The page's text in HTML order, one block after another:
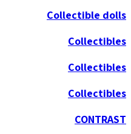
Collectible dolls
Collectibles
Collectibles
Collectibles
CONTRAST